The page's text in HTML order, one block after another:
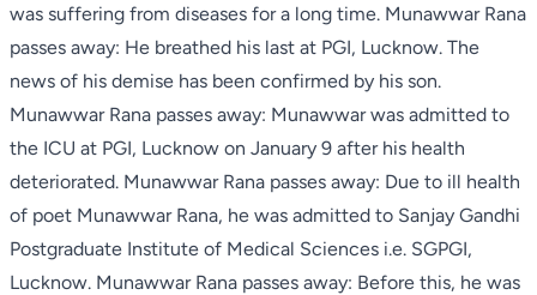
was suffering from diseases for a long time. Munawwar Rana
passes away: He breathed his last at PGI, Lucknow. The
news of his demise has been confirmed by his son.
Munawwar Rana passes away: Munawwar was admitted to
the ICU at PGI, Lucknow on January 9 after his health
deteriorated. Munawwar Rana passes away: Due to ill health
of poet Munawwar Rana, he was admitted to Sanjay Gandhi
Postgraduate Institute of Medical Sciences i.e. SGPGI,
Lucknow. Munawwar Rana passes away: Before this, he was